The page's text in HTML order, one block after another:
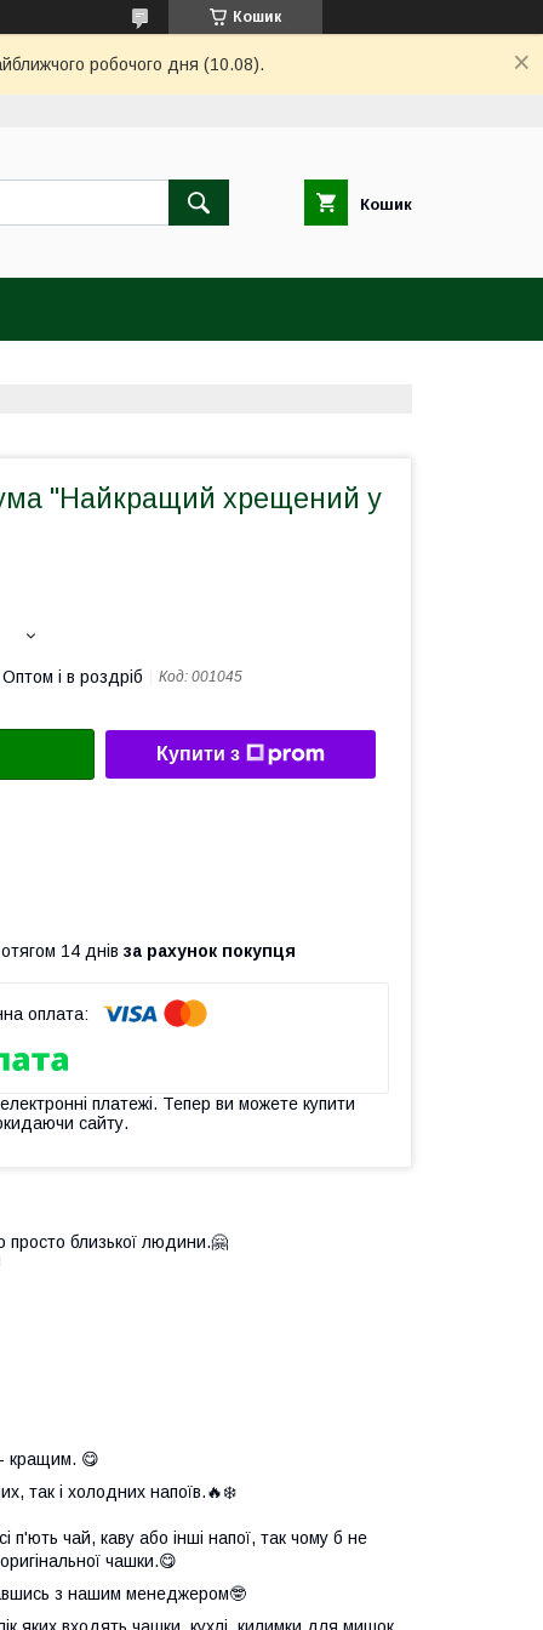
Кошик
робочого дня (10.08).
Кошик
"Найкращий хрещений у
Оптом і в роздріб Код: 001045
Купити з
14 днів за рахунок покупця
платежі. Тепер ви можете купити
сайту.
близької людини.🤗
кращим. 😋
так і холодних напоїв.🔥❄️
чай, каву або інші напої, так чому б не
чашки.😋
з нашим менеджером🤓
яких входять чашки, кухлі, килимки для мишок,